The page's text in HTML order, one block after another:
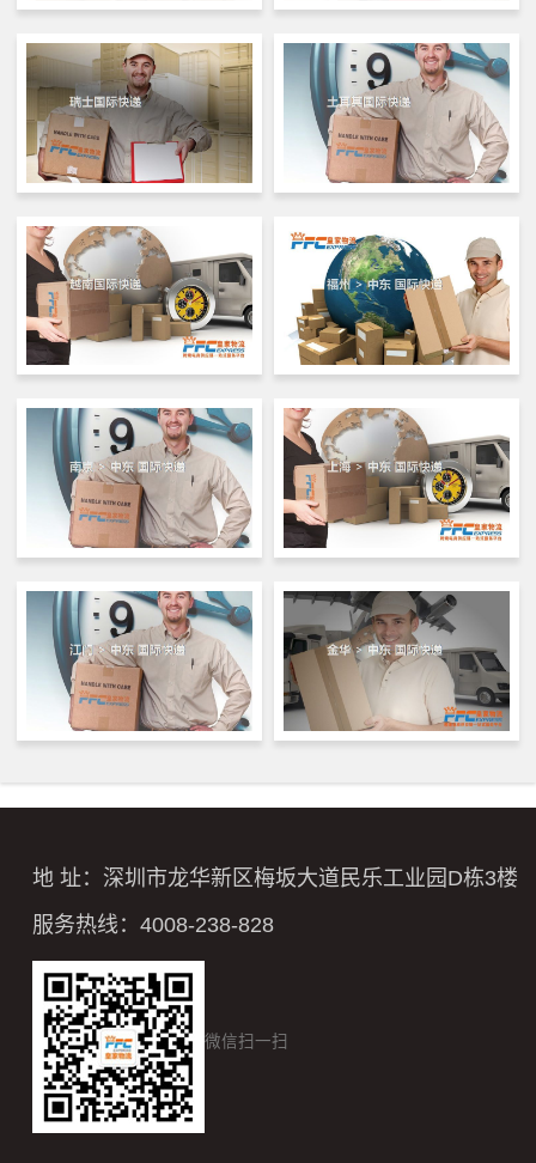
地 址：深圳市龙华新区梅坂大道民乐工业园D栋3楼
服务热线：4008-238-828
微信扫一扫